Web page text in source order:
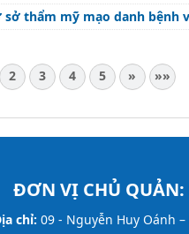
thẩm mỹ mạo danh bệnh
2 3 4 5 » »»
ĐƠN VỊ CHỦ QUẢN:
chỉ: 09 - Nguyễn Huy Oánh –